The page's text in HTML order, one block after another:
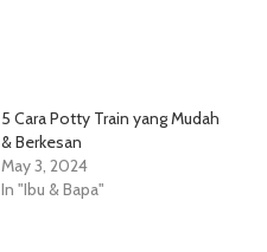
5 Cara Potty Train yang Mudah
& Berkesan
May 3, 2024
In "Ibu & Bapa"